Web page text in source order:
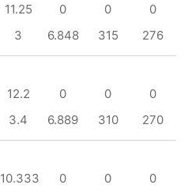
11.25 0 0
0
3 6.848 315 276
12.2 0 0
0
3.4 6.889 310 270
10.333 0 0
0